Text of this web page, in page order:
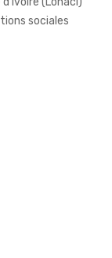
du Sud-
2026, au ...